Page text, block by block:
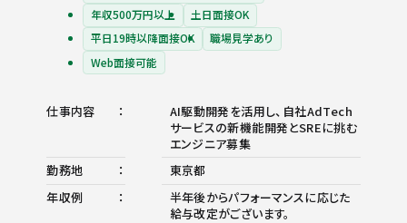
年収500万円以上
土日面接OK
平日19時以降面接OK
職場見学あり
Web面接可能
仕事内容
AI駆動開発を活用し、自社AdTech
サービスの新機能開発とSREに挑む
エンジニア募集
勤務地
東京都
年収例
半年後からパフォーマンスに応じた
給与改定がございます。